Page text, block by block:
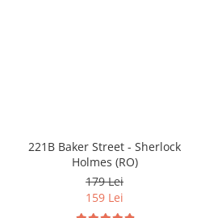
221B Baker Street - Sherlock
Holmes (RO)
179 Lei
159 Lei